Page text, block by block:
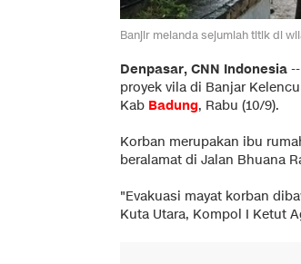
Banjir melanda sejumlah titik di
Denpasar, CNN Indonesia --
proyek vila di Banjar
Kab Badung, Rabu (10/9).
Korban merupakan ibu
beralamat di Jalan Bhuana
"Evakuasi mayat korban
Kuta Utara, Kompol I Ketut